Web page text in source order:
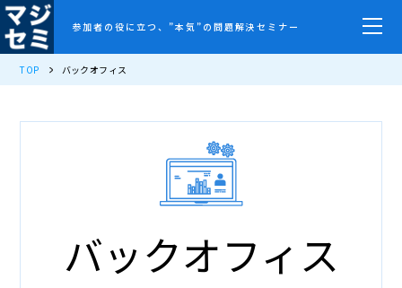
参加者の役に立つ、”本気”の問題解決セミナー
TOP バックオフィス
バックオフィス